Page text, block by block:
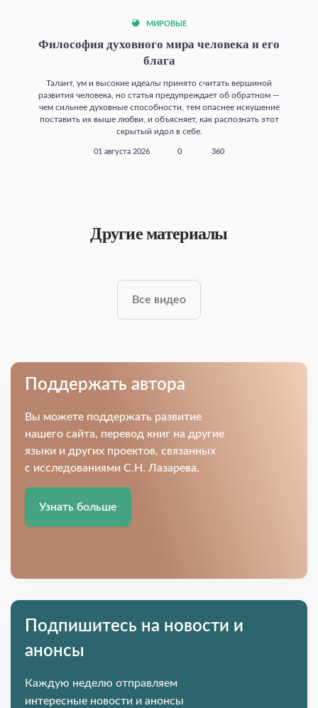
МИРОВЫЕ
Философия духовного мира человека и его
блага
Талант, ум и высокие идеалы принято считать вершиной
развития человека, но статья предупреждает об обратном —
чем сильнее духовные способности, тем опаснее искушение
поставить их выше любви, и объясняет, как распознать этот
скрытый идол в себе.
01 августа 2026 0 360
Другие материалы
Все видео
Поддержать автора
Вы можете поддержать развитие
нашего сайта, перевод книг на другие
языки и других проектов, связанных
с исследованиями С.Н. Лазарева.
Узнать больше
Подпишитесь на новости и
анонсы
Каждую неделю отправляем
интересные новости и анонсы